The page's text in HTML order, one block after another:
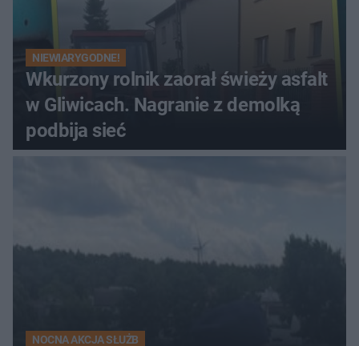
NIEWIARYGODNE!
Wkurzony rolnik zaorał świeży asfalt
w Gliwicach. Nagranie z demolką
podbija sieć
NOCNA AKCJA SŁUŻB